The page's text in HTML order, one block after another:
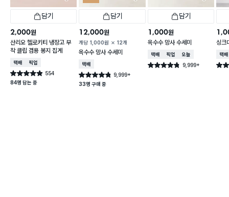
담기
2,000원
산리오 헬로키티 냉장고 부
착 클립 겸용 봉지 집게
택배배송매장픽업
별점 4.9점 554
건 작성
84명 담는 중
담기
12,000원
개당 1,000원 12개
옥수수 망사 수세미
택배배송
별점 4.8점 9,999+
건 작성
33명 구매 중
담기
1,000원
옥수수 망사 수세미
택배배송매장픽업오늘배송
별점 4.8점 9,999+
건 작성
싱크
택배
별점